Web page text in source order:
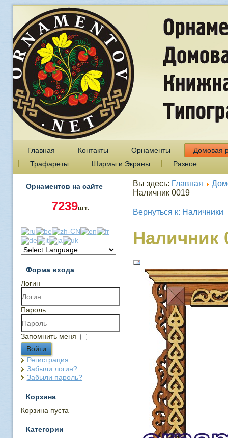
Главная Контакты Орнаменты
Домовая
Трафареты
Ширмы и Экраны Разное
Орнаментов на сайте
7239шт.
Форма входа
Логин
Пароль
Запомнить меня
Войти
Регистрация
Забыли логин?
Забыли пароль?
Корзина
Корзина пуста
Категории
Вы здесь: Главная
Наличник 0019
Вернуться к: Наличники
Наличник